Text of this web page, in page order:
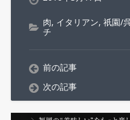
肉, イタリアン, 祇園/
チ
前の記事
次の記事